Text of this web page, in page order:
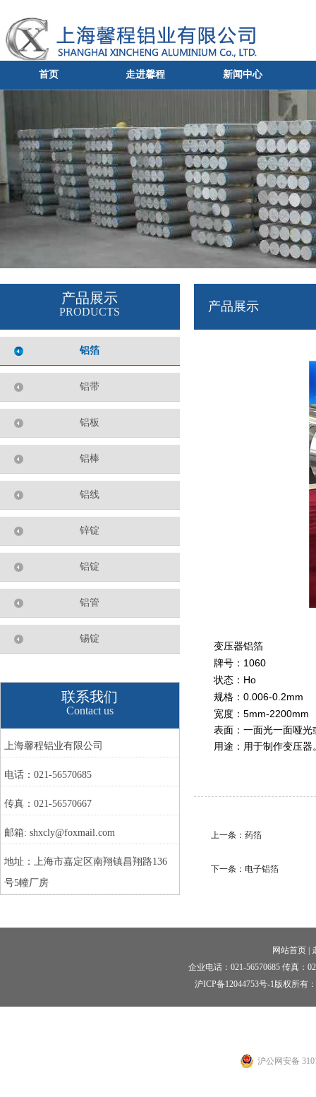
首页 走进馨程 新闻中心
产品展示
PRODUCTS
铝箔
铝带
铝板
铝棒
铝线
锌锭
铝锭
铝管
锡锭
联系我们
Contact us
上海馨程铝业有限公司
电话：021-56570685
传真：021-56570667
邮箱: shxcly@foxmail.com
地址：上海市嘉定区南翔镇昌翔路136
号5幢厂房
产品展示
变压器铝箔
牌号： 1060
状态： Ho
规格： 0.006-0.2mm
宽度： 5mm-2200mm
表面：一面光一面哑光
用途：用于制作变压器
上一条： 药箔
下一条： 电子铝箔
网站首页
|
企业电话：021-56570685 传真：
沪ICP备12044753号-1 版权所有
沪公网安备